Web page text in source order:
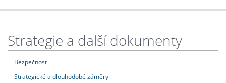
Strategie a další dokumenty
Bezpečnost
Strategické a dlouhodobé záměry